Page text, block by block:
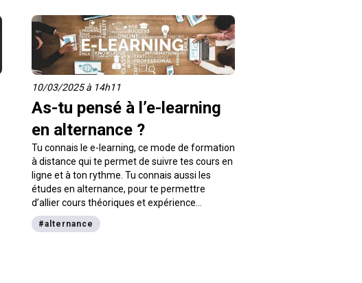
10/03/2025 à 14h11
As-tu pensé à l’e-learning
en alternance ?
Tu connais le e-learning, ce mode de formation
à distance qui te permet de suivre tes cours en
ligne et à ton rythme. Tu connais aussi les
études en alternance, pour te permettre
d’allier cours théoriques et expérience
professionnelle en entreprise. Mais savais-tu
qu’il t’est possible de faire à la fois de l’e-
#alternance